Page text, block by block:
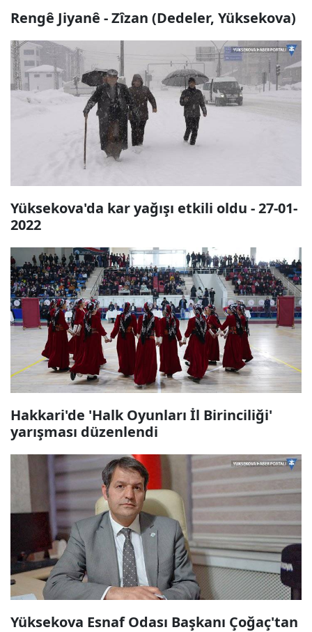
Rengê Jiyanê - Zîzan (Dedeler, Yüksekova)
Yüksekova'da kar yağışı etkili oldu - 27-01-
2022
Hakkari'de 'Halk Oyunları İl Birinciliği'
yarışması düzenlendi
Yüksekova Esnaf Odası Başkanı Çoğaç'tan